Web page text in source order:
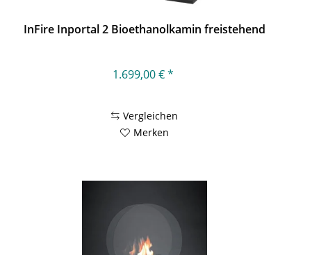
InFire Inportal 2 Bioethanolkamin freistehend
1.699,00 € *
Vergleichen
Merken